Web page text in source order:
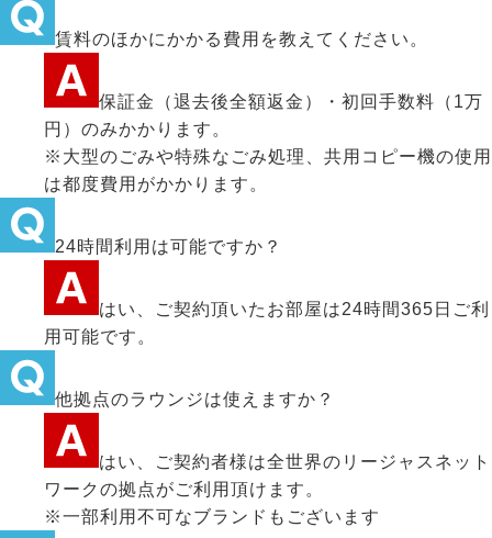
賃料のほかにかかる費用を教えてください。
保証金（退去後全額返金）・初回手数料（1万
円）のみかかります。
※大型のごみや特殊なごみ処理、共用コピー機の使用
は都度費用がかかります。
24時間利用は可能ですか？
はい、ご契約頂いたお部屋は24時間365日ご利
用可能です。
他拠点のラウンジは使えますか？
はい、ご契約者様は全世界のリージャスネット
ワークの拠点がご利用頂けます。
※一部利用不可なブランドもございます